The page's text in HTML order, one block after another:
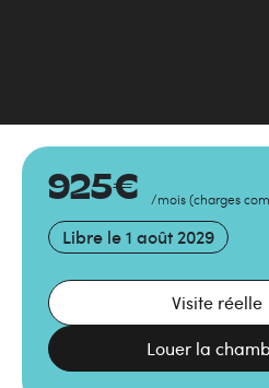
925€ /mois (charges
Libre le 1 août 2029
Visite réelle
Louer la